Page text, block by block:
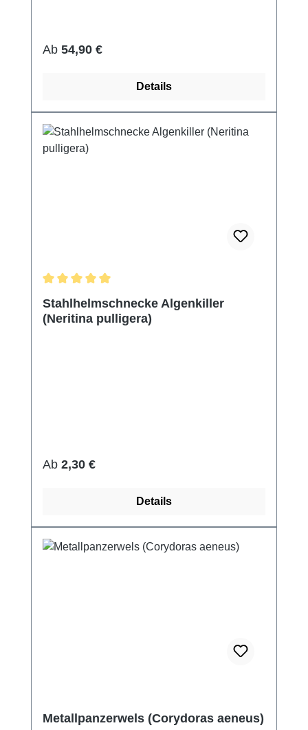
Regulärer Preis:
Ab 54,90 €
Details
Stahlhelmschnecke Algenkiller
(Neritina pulligera)
Regulärer Preis:
Ab 2,30 €
Details
Metallpanzerwels (Corydoras aeneus)